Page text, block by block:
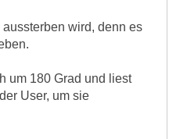
wird, denn es
um 180 Grad und liest
User, um sie